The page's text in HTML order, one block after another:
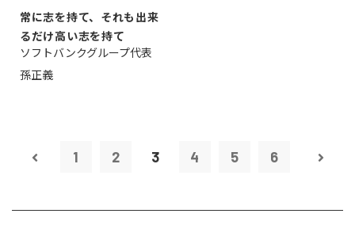
常に志を持て、それも出来
るだけ高い志を持て
ソフトバンクグループ代表
孫正義
1 2 3 4 5 6